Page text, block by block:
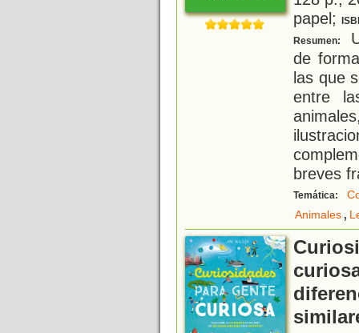
papel;
Resumen:
de
las que
entre
breves
Temática:
Animales,